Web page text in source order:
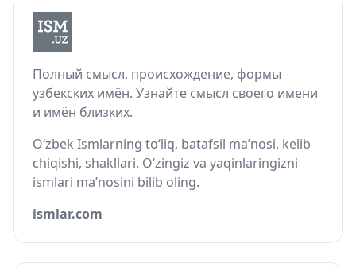
Полный смысл, происхождение, формы
узбекских имён. Узнайте смысл своего имени
и имён близких.
O‘zbek Ismlarning to‘liq, batafsil ma’nosi, kelib
chiqishi, shakllari. O‘zingiz va yaqinlaringizni
ismlari ma’nosini bilib oling.
ismlar.com